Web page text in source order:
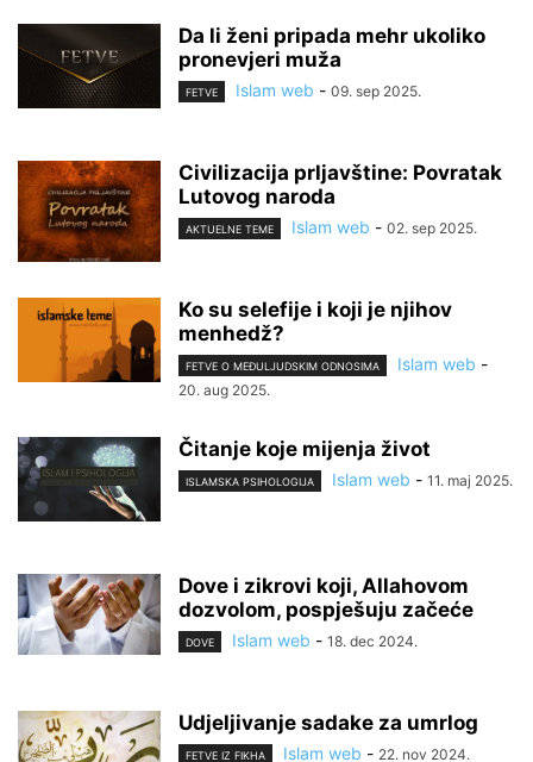
Da li ženi pripada mehr ukoliko
pronevjeri muža
FETVE Islam web - 09. sep 2025.
Civilizacija prljavštine: Povratak
Lutovog naroda
AKTUELNE TEME Islam web - 02. sep 2025.
Ko su selefije i koji je njihov
menhedž?
FETVE O MEĐULJUDSKIM ODNOSIMA Islam web -
20. aug 2025.
Čitanje koje mijenja život
ISLAMSKA PSIHOLOGIJA Islam web - 11. maj 2025.
Dove i zikrovi koji, Allahovom
dozvolom, pospješuju začeće
DOVE Islam web - 18. dec 2024.
Udjeljivanje sadake za umrlog
FETVE IZ FIKHA Islam web - 22. nov 2024.